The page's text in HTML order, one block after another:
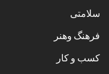
سلامتی
فرهنگ وهنر
کسب و کار